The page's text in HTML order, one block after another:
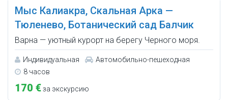
Мыс Калиакра, Скальная Арка —
Тюленево, Ботанический сад Балчик
Варна — уютный курорт на берегу Черного моря.
Индивидуальная
Автомобильно-пешеходная
8 часов
170 €за экскурсию